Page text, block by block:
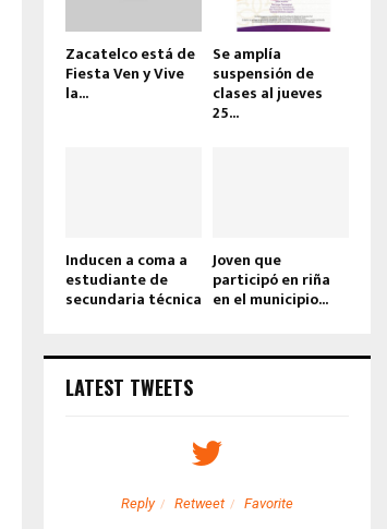
Zacatelco está de
Fiesta Ven y Vive
la...
Se amplía
suspensión de
clases al jueves
25...
Inducen a coma a
estudiante de
secundaria técnica
Joven que
participó en riña
en el municipio...
LATEST TWEETS
Reply Retweet Favorite